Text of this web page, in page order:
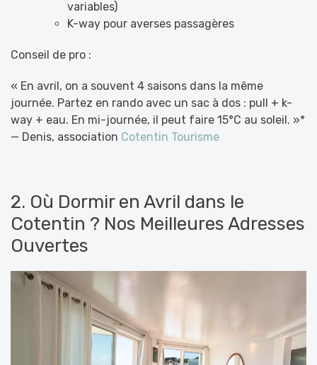
variables)
K-way pour averses passagères
Conseil de pro :
« En avril, on a souvent 4 saisons dans la même
journée. Partez en rando avec un sac à dos : pull + k-
way + eau. En mi-journée, il peut faire 15°C au soleil. »*
— Denis, association Cotentin Tourisme
2. Où Dormir en Avril dans le
Cotentin ? Nos Meilleures Adresses
Ouvertes